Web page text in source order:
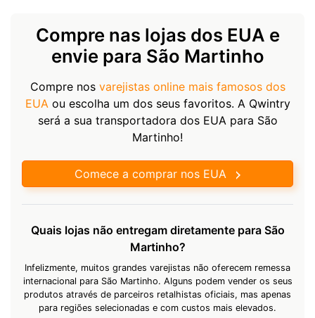
Compre nas lojas dos EUA e
envie para São Martinho
Compre nos varejistas online mais famosos dos
EUAou escolha um dos seus favoritos. A Qwintry
será a sua transportadora dos EUA para São
Martinho!
Comece a comprar nos EUA
Quais lojas não entregam diretamente para São
Martinho?
Infelizmente, muitos grandes varejistas não oferecem remessa
internacional para São Martinho. Alguns podem vender os seus
produtos através de parceiros retalhistas oficiais, mas apenas
para regiões selecionadas e com custos mais elevados.